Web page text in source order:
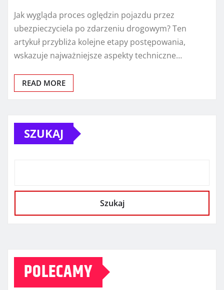
Jak wygląda proces oględzin pojazdu przez
ubezpieczyciela po zdarzeniu drogowym? Ten
artykuł przybliża kolejne etapy postępowania,
wskazuje najważniejsze aspekty techniczne…
READ MORE
SZUKAJ
Szukaj
POLECAMY